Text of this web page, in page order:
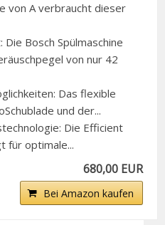
von A verbraucht dieser
Bosch Spülmaschine
von nur 42
Das flexible
und der...
Die Efficient
für optimale...
680,00 EUR
Bei Amazon kaufen